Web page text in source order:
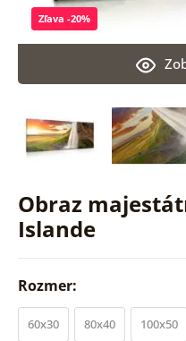
Obraz
Islande
Zľava -20%
Rozmer:
60x30 80x40 100x50